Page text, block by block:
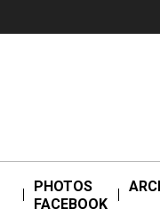
PHOTOS
FACEBOOK